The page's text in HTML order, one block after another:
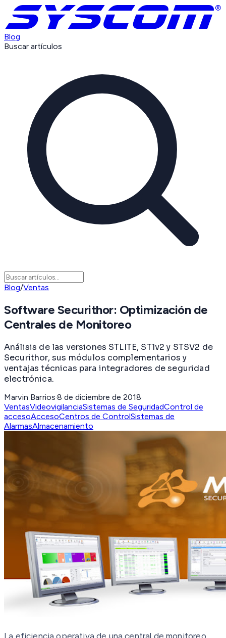
Blog
Buscar artículos
Blog/Ventas
Software Securithor: Optimización de
Centrales de Monitoreo
Análisis de las versiones STLITE, ST1v2 y STSV2 de
Securithor, sus módulos complementarios y
ventajas técnicas para integradores de seguridad
electrónica.
Marvin Barrios·8 de diciembre de 2018·
VentasVideovigilanciaSistemas de SeguridadControl de
accesoAccesoCentros de ControlSistemas de
AlarmasAlmacenamiento
La eficiencia operativa de una central de monitoreo